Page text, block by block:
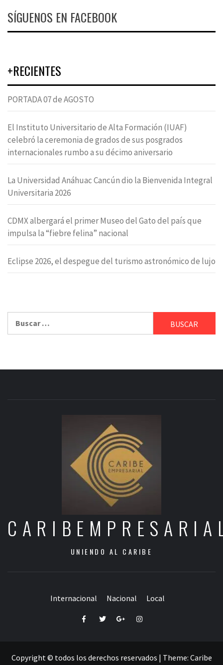
SÍGUENOS EN FACEBOOK
+RECIENTES
PORTADA 07 de AGOSTO
El Instituto Universitario de Alta Formación (IUAF)
celebró la ceremonia de grados de sus posgrados
internacionales rumbo a su décimo aniversario
La Universidad Anáhuac Cancún dio la Bienvenida Integral
Universitaria 2026
CDMX albergará el primer Museo del Gato del país que
impulsa la “fiebre felina” nacional
Eclipse 2026, el despegue del turismo astronómico de lujo
UNIENDO AL CARIBE
Internacional Nacional Local
FacebookTwitterGoogle+Instagram
Copyright © todos los derechos reservados | Theme: Caribe